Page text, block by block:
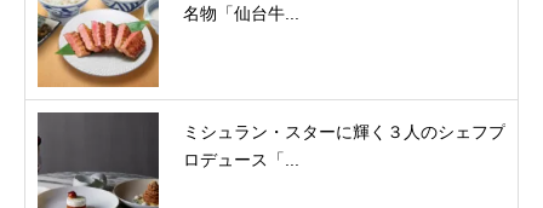
名物「仙台牛...
ミシュラン・スターに輝く３人のシェフプ
ロデュース「...